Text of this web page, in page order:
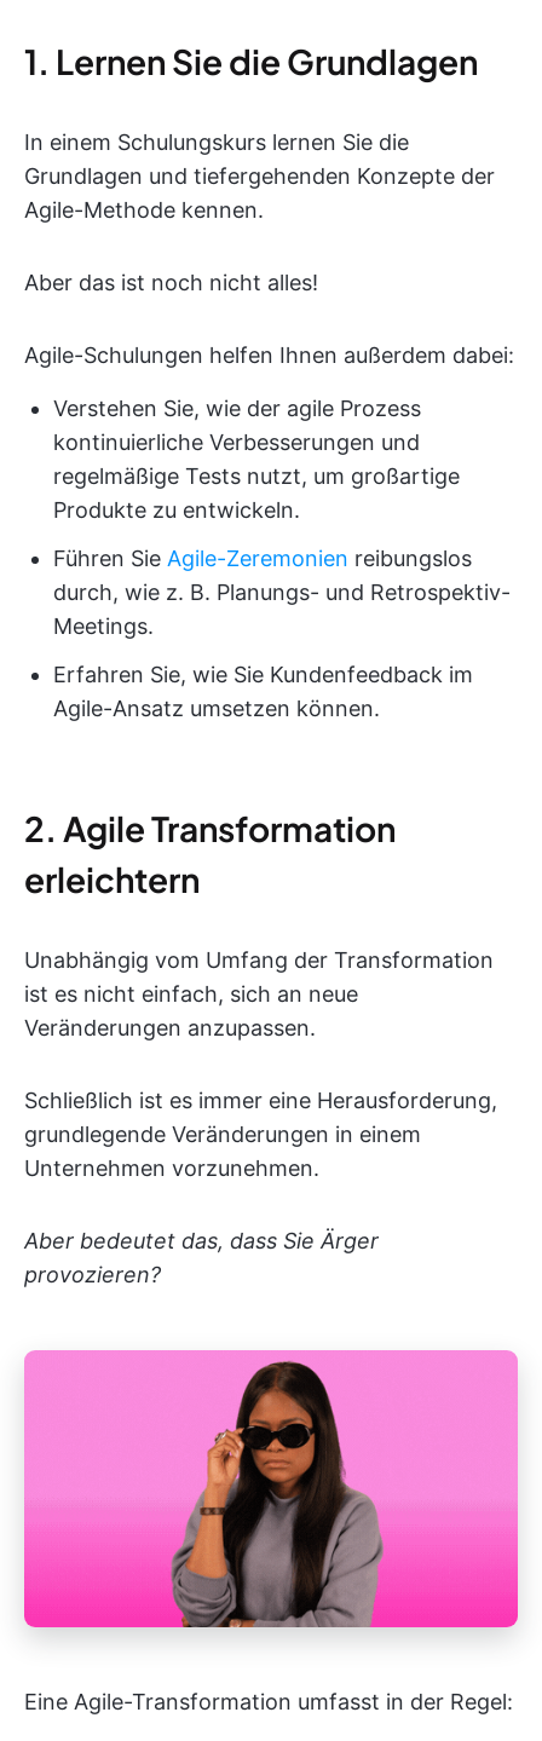
1. Lernen Sie die Grundlagen
In einem Schulungskurs lernen Sie die
Grundlagen und tiefergehenden Konzepte der
Agile-Methode kennen.
Aber das ist noch nicht alles!
Agile-Schulungen helfen Ihnen außerdem dabei:
Verstehen Sie, wie der agile Prozess
kontinuierliche Verbesserungen und
regelmäßige Tests nutzt, um großartige
Produkte zu entwickeln.
Führen Sie Agile-Zeremonien reibungslos
durch, wie z. B. Planungs- und Retrospektiv-
Meetings.
Erfahren Sie, wie Sie Kundenfeedback im
Agile-Ansatz umsetzen können.
2. Agile Transformation
erleichtern
Unabhängig vom Umfang der Transformation
ist es nicht einfach, sich an neue
Veränderungen anzupassen.
Schließlich ist es immer eine Herausforderung,
grundlegende Veränderungen in einem
Unternehmen vorzunehmen.
Aber bedeutet das, dass Sie Ärger
provozieren?
Eine Agile-Transformation umfasst in der Regel: